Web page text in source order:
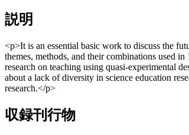
説明
<p>It is an essential basic work to discuss the
themes, methods, and their combinations used
research on teaching using quasi-experimental
about a lack of diversity in science education
research.</p>
収録刊行物